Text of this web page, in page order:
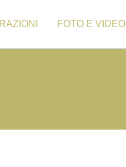
FOTO E VIDEO